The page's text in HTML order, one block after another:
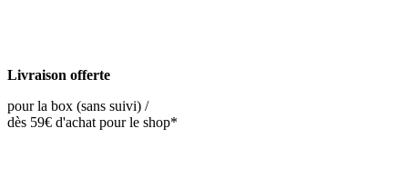
Livraison offerte
pour la box (sans suivi) /
dès 59€ d'achat pour le shop*